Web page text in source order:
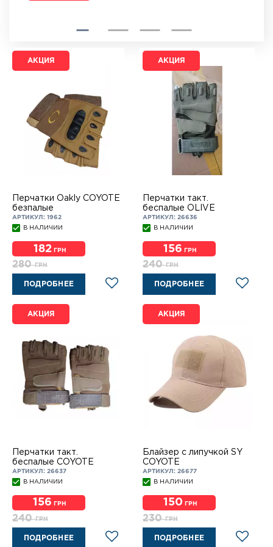
АКЦИЯ
Перчатки Oakly COYOTЕ
безпалые
АРТИКУЛ: 1962
В НАЛИЧИИ
182 ГРН
280ГРН
ПОДРОБНЕЕ
АКЦИЯ
Перчатки такт.
беспалые OLIVE
АРТИКУЛ: 26636
В НАЛИЧИИ
156 ГРН
240ГРН
ПОДРОБНЕЕ
АКЦИЯ
Перчатки такт.
беспалые COYOTE
АРТИКУЛ: 26637
В НАЛИЧИИ
156 ГРН
240ГРН
ПОДРОБНЕЕ
АКЦИЯ
Блайзер с липучкой SY
COYOTE
АРТИКУЛ: 26677
В НАЛИЧИИ
150 ГРН
230ГРН
ПОДРОБНЕЕ